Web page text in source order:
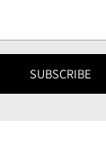
SUBSCRIBE